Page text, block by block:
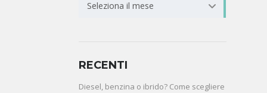
ARCHIVE
Seleziona il mese
RECENTI
Diesel, benzina o ibrido? Come scegliere